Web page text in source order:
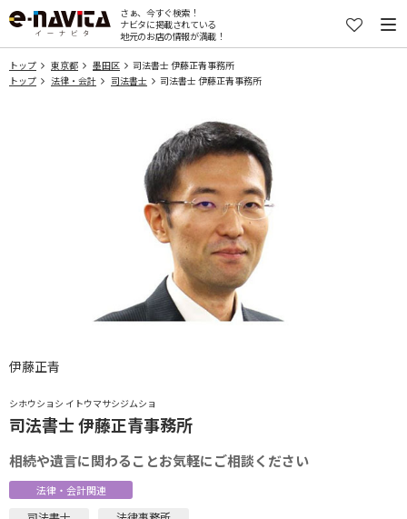
さぁ、今すぐ検索！
ナビタに掲載されている
地元のお店の情報が満載！
トップ 東京都 墨田区
司法書士 伊藤正青事務所
トップ
法律・会計 司法書士 司法書士 伊藤正青事務所
シホウショシ イトウマサシジムショ
司法書士 伊藤正青事務所
相続や遺言に関わることお気軽にご相談ください
法律・会計関連
伊藤正青